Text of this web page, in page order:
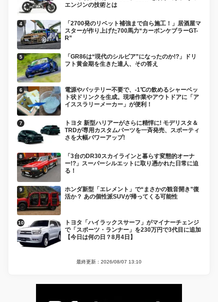
エンジンの技術とは
「2700発のリベット補強まで自ら施工！」居酒屋マ
スターが作り上げた700馬力“カーボンケブラーGT-
R”
「GR86は“現代のシルビア”になったのか!?」ドリ
フト黄金期を生きた達人、その答え
電源やバッテリー不要で、-1℃の飲めるシャーベッ
ト状ドリンクを生成。現場作業やアウトドアに「ア
イススラリーメーカー」が便利！
トヨタ 新型ハリアーがさらに精悍に! モデリスタ＆
TRDが専用カスタムパーツを一斉発売、スポーティ
さを大幅パワーアップ!
「3台のDR30スカイラインと暮らす変態的オーナ
ー!?」スーパーシルエットに取り憑かれた日常に迫
る！
ホンダ新型「エレメント」で“まさかの観音開き”復
活か？ あの個性派SUVが帰ってくる可能性
トヨタ「ハイラックスサーフ」がマイナーチェンジ
で「スポーツ・ランナー」を230万円で3代目に追加
【今日は何の日？8月4日】
最終更新：2026/08/07 13:10